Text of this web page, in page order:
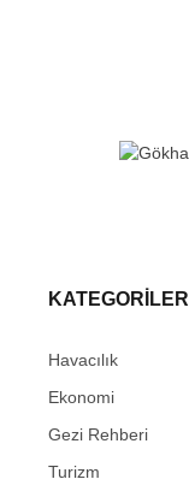
KATEGORİLER
Havacılık
Ekonomi
Gezi Rehberi
Turizm